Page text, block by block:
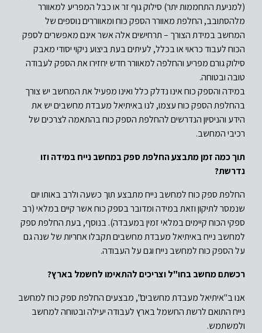
(למניעת התחממות יתר) סילוק גוף זר או כבל המפריע למאוורר
מלהסתובב, החלפת מאוורר הספק כוח ומאווררים נוספים של
המחשב במידת הצורך – תרחישים אלה אשר אינם מאפשרים לספק
הכוח לעבוד כראוי או בכלל, לעיתים בעת ביצוע ניקוי יסודי מאבק
סילוק גורם מפריע והחלפה למאוורר חדש יחזירו את הספק לעבודה
טובה ובטוחה.
במידה והספק כוח אינו נדלק כלל ואינו מפעיל את המחשב יש צורך
בהחלפת הספק כוח עצמו, לנו באיתיאל מעבדת מחשבים יש את
הידע והניסיון הנדרשים להחלפת הספק כוח בהתאמה לצרכים של
רכיבי המחשב.
תוך כמה זמן מתבצע החלפת ספק במחשב נייח במידה וזו
נדרשת?
החלפת ספק כוח למחשב נייח מתבצע תוך כשעה ולרב באותו יום
שנמסר לתיקון וזאת במידה ומדובר בספק כוח אשר קיים במלאי (רב
ספקי הכוח קיימים במלאי זמין במעבדה). בנוסף, בעת החלפת ספק
למחשב נייח באיתיאל מעבדת מחשבים תקבלו אחריות של שנה גם
על הספק כוח למחשב נייח וגם על העבודה.
רכשתם מחשב בחו"ל וצריכים להתאימו לחשמל בארץ?
אנו ב"איתיאל מעבדת מחשבים", מבצעים החלפת ספק כוח למחשב
נייח התואם לרשת החשמל בארץ לעבודה יעילה ובטוחה למחשב
ולמשתמש.